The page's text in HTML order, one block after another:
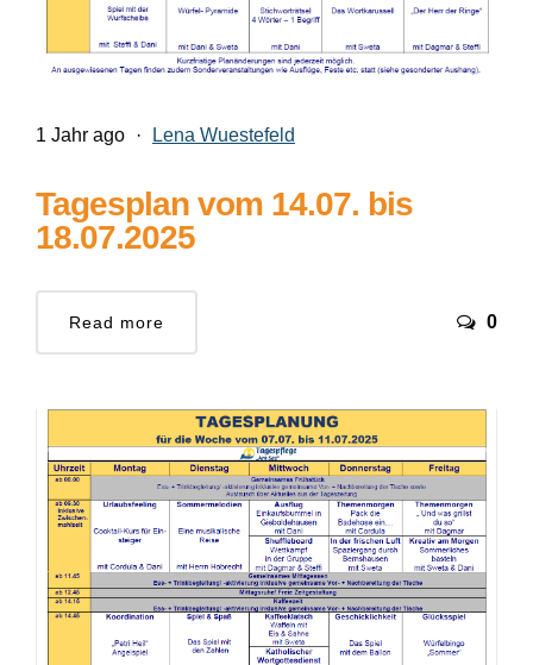
1 Jahr ago · Lena Wuestefeld
Tagesplan vom 14.07. bis
18.07.2025
Read more 0